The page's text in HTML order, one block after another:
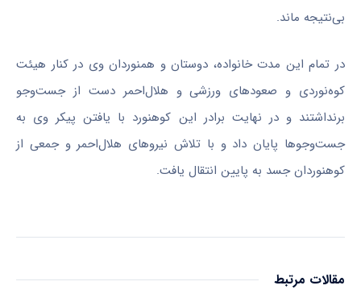
بی‌نتیجه ماند.
در تمام این مدت خانواده، دوستان و همنوردان وی در کنار هیئت
کوه‌نوردی و صعود‌های ورزشی و هلال‌احمر دست از جست‌و‌جو
برنداشتند و در نهایت برادر این کوهنورد با یافتن پیکر وی به
جست‌و‌جو‌ها پایان داد و با تلاش نیرو‌های هلال‌احمر و جمعی از
کوهنوردان جسد به پایین انتقال یافت.
مقالات مرتبط